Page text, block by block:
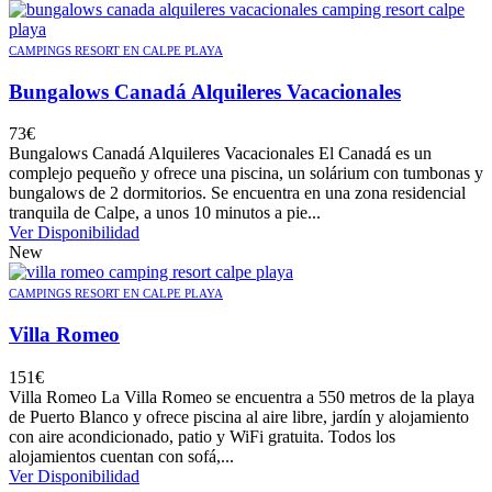
CAMPINGS RESORT EN CALPE PLAYA
Bungalows Canadá Alquileres Vacacionales
73€
Bungalows Canadá Alquileres Vacacionales El Canadá es un
complejo pequeño y ofrece una piscina, un solárium con tumbonas y
bungalows de 2 dormitorios. Se encuentra en una zona residencial
tranquila de Calpe, a unos 10 minutos a pie...
Ver Disponibilidad
New
CAMPINGS RESORT EN CALPE PLAYA
Villa Romeo
151€
Villa Romeo La Villa Romeo se encuentra a 550 metros de la playa
de Puerto Blanco y ofrece piscina al aire libre, jardín y alojamiento
con aire acondicionado, patio y WiFi gratuita. Todos los
alojamientos cuentan con sofá,...
Ver Disponibilidad